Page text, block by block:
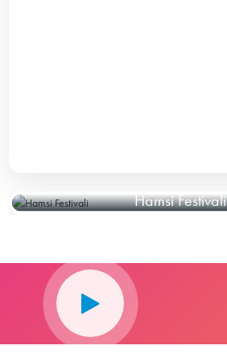
Hamsi Festivali